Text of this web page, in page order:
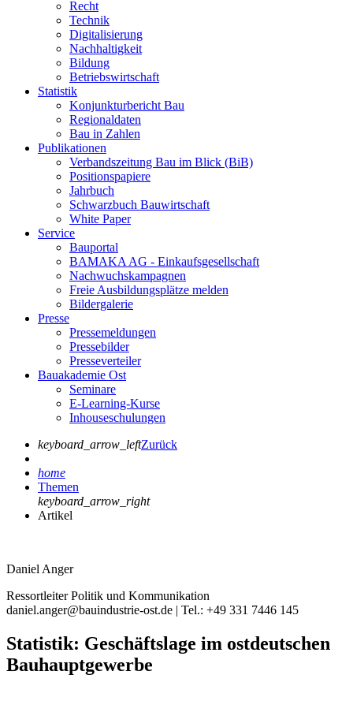
Recht
Technik
Digitalisierung
Nachhaltigkeit
Bildung
Betriebswirtschaft
Statistik
Konjunkturbericht Bau
Regionaldaten
Bau in Zahlen
Publikationen
Verbandszeitung Bau im Blick (BiB)
Positionspapiere
Jahrbuch
Schwarzbuch Bauwirtschaft
White Paper
Service
Bauportal
BAMAKA AG - Einkaufsgesellschaft
Nachwuchskampagnen
Freie Ausbildungsplätze melden
Bildergalerie
Presse
Pressemeldungen
Pressebilder
Presseverteiler
Bauakademie Ost
Seminare
E-Learning-Kurse
Inhouseschulungen
keyboard_arrow_leftZurück
home
Themen
keyboard_arrow_right
Artikel
Daniel Anger
Ressortleiter Politik und Kommunikation
daniel.anger@bauindustrie-ost.de | Tel.: +49 331 7446 145
Statistik: Geschäftslage im ostdeutschen
Bauhauptgewerbe